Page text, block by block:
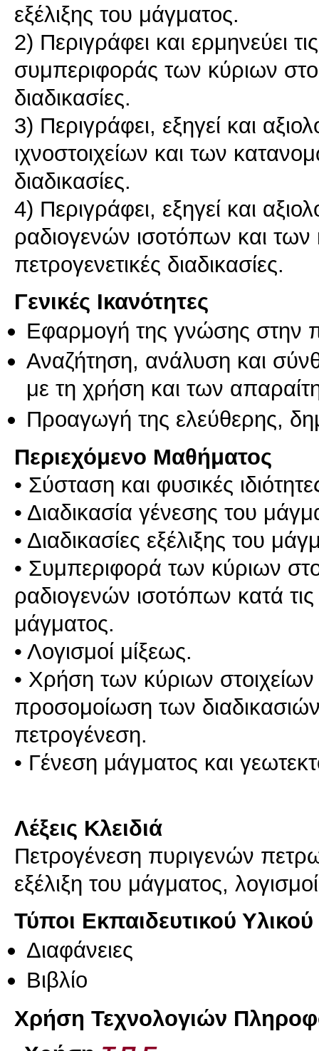
εξέλιξης του μάγματος.
2) Περιγράφει και ερμηνεύει
συμπεριφοράς των κύριων
διαδικασίες.
3) Περιγράφει, εξηγεί και
ιχνοστοιχείων και των
διαδικασίες.
4) Περιγράφει, εξηγεί και
ραδιoγενών ισοτόπων και των
Γενικές Ικανότητες
Εφαρμογή της γνώσης στην
Αναζήτηση, ανάλυση και
με τη χρήση και των
Προαγωγή της ελεύθερης,
Περιεχόμενο Μαθήματος
• Σύσταση και φυσικές
• Διαδικασία γένεσης του
• Διαδικασίες εξέλιξης του
• Συμπεριφορά των κύριων
ραδιογενών ισοτόπων κατά τις
μάγματος.
• Λογισμοί μίξεως.
• Χρήση των κύριων στoιχείων
προσομοίωση των
πετρoγένεση.
• Γένεση μάγματoς και
Λέξεις Κλειδιά
Πετρογένεση πυριγενών
εξέλιξη του μάγματος,
Τύποι Εκπαιδευτικού Υλικού
Διαφάνειες
Βιβλίο
Χρήση Τεχνολογιών